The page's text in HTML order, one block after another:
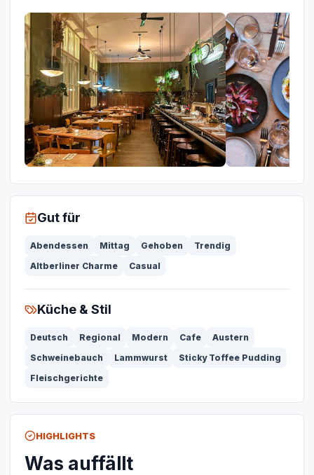
Gut für
Abendessen Mittag Gehoben
Trendig
Altberliner Charme
Casual
Küche & Stil
Deutsch Regional Modern Cafe
Austern
Schweinebauch
Lammwurst
Sticky Toffee Pudding
Fleischgerichte
HIGHLIGHTS
Was auffällt